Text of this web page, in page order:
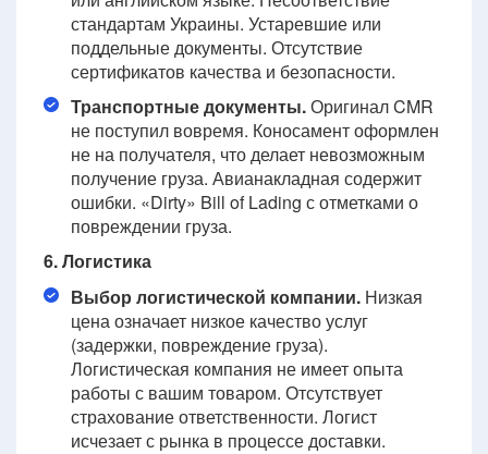
стандартам Украины. Устаревшие или
поддельные документы. Отсутствие
сертификатов качества и безопасности.
Транспортные документы.Оригинал CMR
не поступил вовремя. Коносамент оформлен
не на получателя, что делает невозможным
получение груза. Авианакладная содержит
ошибки. «Dirty» Bill of Lading с отметками о
повреждении груза.
6. Логистика
Выбор логистической компании. Низкая
цена означает низкое качество услуг
(задержки, повреждение груза).
Логистическая компания не имеет опыта
работы с вашим товаром. Отсутствует
страхование ответственности. Логист
исчезает с рынка в процессе доставки.